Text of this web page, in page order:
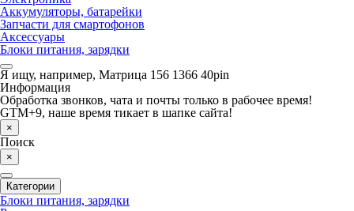
Аккумуляторы, батарейки
Запчасти для смартофонов
Аксессуары
Блоки питания, зарядки
Я ищу, например, Матрица 156 1366 40pin
Информация
Обработка звонков, чата и почты только в рабочее время!
GTM+9, наше время тикает в шапке сайта!
×
Поиск
×
Категории
Блоки питания, зарядки